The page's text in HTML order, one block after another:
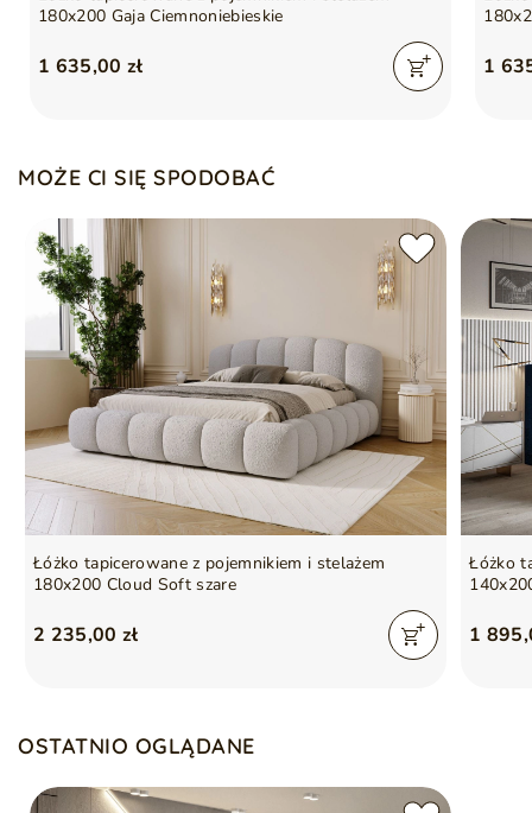
Pojemnik na pościel
Automaty sprężynowe ułatwiający otwieranie pojemnika
Drewniany stelaż w zestawie
180x200 Gaja Ciemnoniebieskie
1 635,00 zł 1
MOŻE CI SIĘ SPODOBAĆ
Łóżko tapicerowane z pojemnikiem i stelażem
180x200 Cloud Soft szare
2 235,00 zł
Łóżko
1
OSTATNIO OGLĄDANE